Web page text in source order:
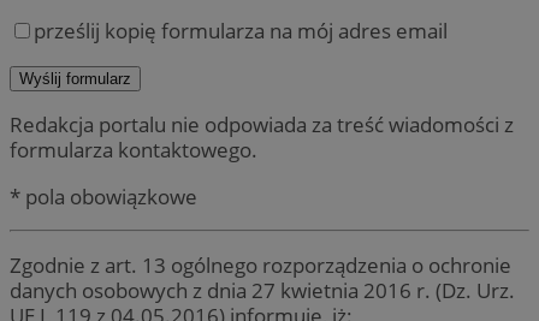
prześlij kopię formularza na mój adres email
Redakcja portalu nie odpowiada za treść wiadomości z
formularza kontaktowego.
* pola obowiązkowe
Zgodnie z art. 13 ogólnego rozporządzenia o ochronie
danych osobowych z dnia 27 kwietnia 2016 r. (Dz. Urz.